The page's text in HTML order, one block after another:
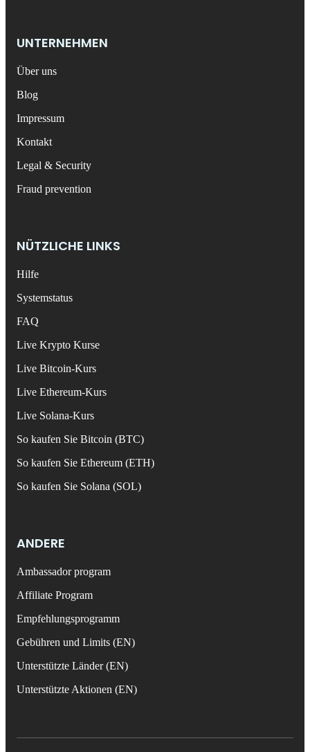
UNTERNEHMEN
Über uns
Blog
Impressum
Kontakt
Legal & Security
Fraud prevention
NÜTZLICHE LINKS
Hilfe
Systemstatus
FAQ
Live Krypto Kurse
Live Bitcoin-Kurs
Live Ethereum-Kurs
Live Solana-Kurs
So kaufen Sie Bitcoin (BTC)
So kaufen Sie Ethereum (ETH)
So kaufen Sie Solana (SOL)
ANDERE
Ambassador program
Affiliate Program
Empfehlungsprogramm
Gebühren und Limits (EN)
Unterstützte Länder (EN)
Unterstützte Aktionen (EN)